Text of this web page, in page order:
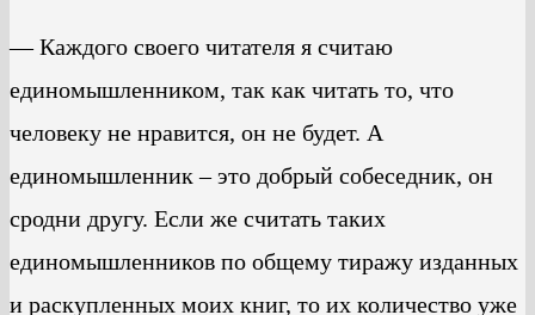
— Каждого своего читателя я считаю
единомышленником, так как читать то, что
человеку не нравится, он не будет. А
единомышленник – это добрый собеседник, он
сродни другу. Если же считать таких
единомышленников по общему тиражу изданных
и раскупленных моих книг, то их количество уже